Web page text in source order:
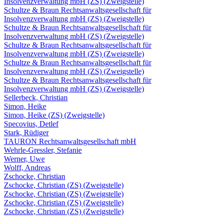
Schultze & Braun Rechtsanwaltsgesellschaft für
Insolvenzverwaltung mbH (ZS) (Zweigstelle)
Schultze & Braun Rechtsanwaltsgesellschaft für
Insolvenzverwaltung mbH (ZS) (Zweigstelle)
Schultze & Braun Rechtsanwaltsgesellschaft für
Insolvenzverwaltung mbH (ZS) (Zweigstelle)
Schultze & Braun Rechtsanwaltsgesellschaft für
Insolvenzverwaltung mbH (ZS) (Zweigstelle)
Schultze & Braun Rechtsanwaltsgesellschaft für
Insolvenzverwaltung mbH (ZS) (Zweigstelle)
Sellerbeck, Christian
Simon, Heike
Simon, Heike (ZS) (Zweigstelle)
Specovius, Detlef
Stark, Rüdiger
TAURON Rechtsanwaltsgesellschaft mbH
Wehrle-Gressler, Stefanie
Werner, Uwe
Wolff, Andreas
Zschocke, Christian
Zschocke, Christian (ZS) (Zweigstelle)
Zschocke, Christian (ZS) (Zweigstelle)
Zschocke, Christian (ZS) (Zweigstelle)
Zschocke, Christian (ZS) (Zweigstelle)